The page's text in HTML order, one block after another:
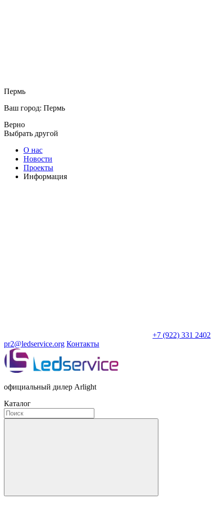
Пермь
Ваш город: Пермь
Верно
Выбрать другой
О нас
Новости
Проекты
Информация
+7 (922) 331 2402
pr2@ledservice.org Контакты
официальный дилер Arlight
Каталог